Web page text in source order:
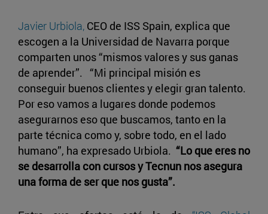
Javier Urbiola, CEO de ISS Spain, explica que
escogen a la Universidad de Navarra porque
comparten unos “mismos valores y sus ganas
de aprender”. “Mi principal misión es
conseguir buenos clientes y elegir gran talento.
Por eso vamos a lugares donde podemos
asegurarnos eso que buscamos, tanto en la
parte técnica como y, sobre todo, en el lado
humano”, ha expresado Urbiola. “Lo que eres no
se desarrolla con cursos y Tecnun nos asegura
una forma de ser que nos gusta”.